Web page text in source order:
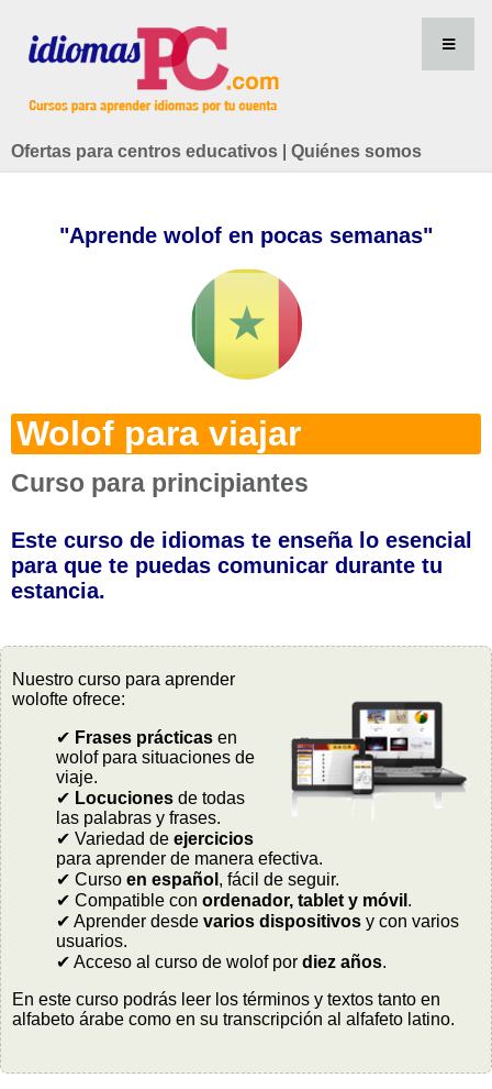
Ofertas para centros educativos Quiénes somos
"Aprende wolof en pocas semanas"
Wolof para viajar
Curso para principiantes
Este curso de idiomas te enseña lo esencial
para que te puedas comunicar durante tu
estancia.
Nuestro curso para aprender
wolofte ofrece:
✔ Frases prácticas en
wolof para situaciones de
viaje.
✔ Locuciones de todas
las palabras y frases.
✔ Variedad de ejercicios
para aprender de manera efectiva.
✔ Curso en español , fácil de seguir.
✔ Compatible con ordenador, tablet y móvil .
✔ Aprender desde varios dispositivos y con varios
usuarios.
✔ Acceso al curso de wolof por diez años.
En este curso podrás leer los términos y textos tanto en
alfabeto árabe como en su transcripción al alfafeto latino.